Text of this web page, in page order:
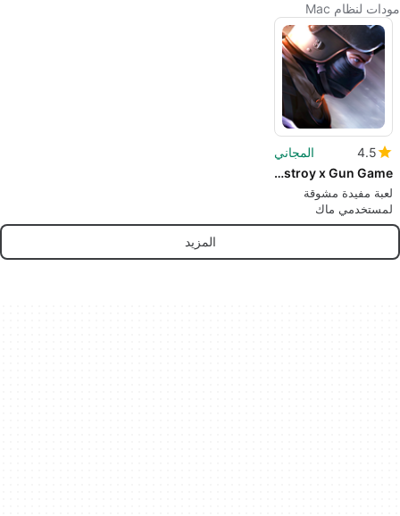
مودات لنظام Mac
4.5
المجاني
Search and Destroy x Gun Game
لعبة مفيدة مشوقة
لمستخدمي ماك
المزيد